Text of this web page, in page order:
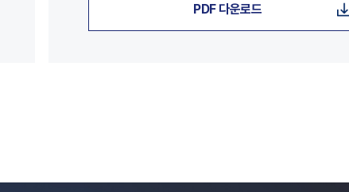
PDF 다운로드